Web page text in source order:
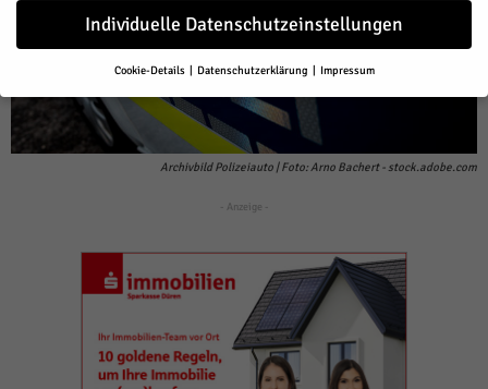
Archivbild Polizeiauto | Foto: Arno Bachert - stock.adobe.com
- Anzeige -
Individuelle Datenschutzeinstellungen
Cookie-Details Datenschutzerklärung Impressum
Datenschutzeinstellungen
Wenn Sie unter 16 Jahre alt sind und Ihre Zustimmung zu freiwilligen
Diensten geben möchten, müssen Sie Ihre Erziehungsberechtigten
Einige von ihnen sind essenziell, während andere uns helfen, diese
können verarbeitet werden (z. B. IP-Adressen), z. B. für personalisierte
Anzeigen und Inhalte oder Anzeigen- und Inhaltsmessung. Weitere
Informationen über die Verwendung Ihrer Daten finden Sie in unserer
Hier finden Sie eine Übersicht über alle verwendeten Cookies. Sie
können Ihre Einwilligung zu ganzen Kategorien geben oder sich
weitere Informationen anzeigen lassen und so nur bestimmte Cookies